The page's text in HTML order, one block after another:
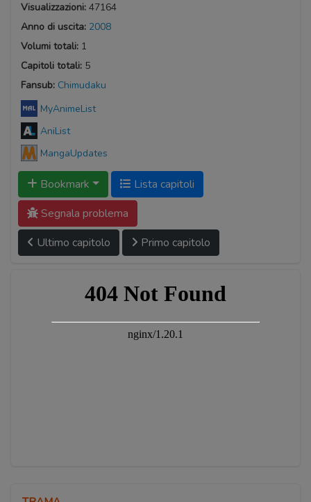
Visualizzazioni: 47164
Anno di uscita: 2008
Volumi totali: 1
Capitoli totali: 5
Fansub: Chimudaku
MyAnimeList
AniList
MangaUpdates
Bookmark
Lista capitoli
Segnala problema
Ultimo capitolo
Primo capitolo